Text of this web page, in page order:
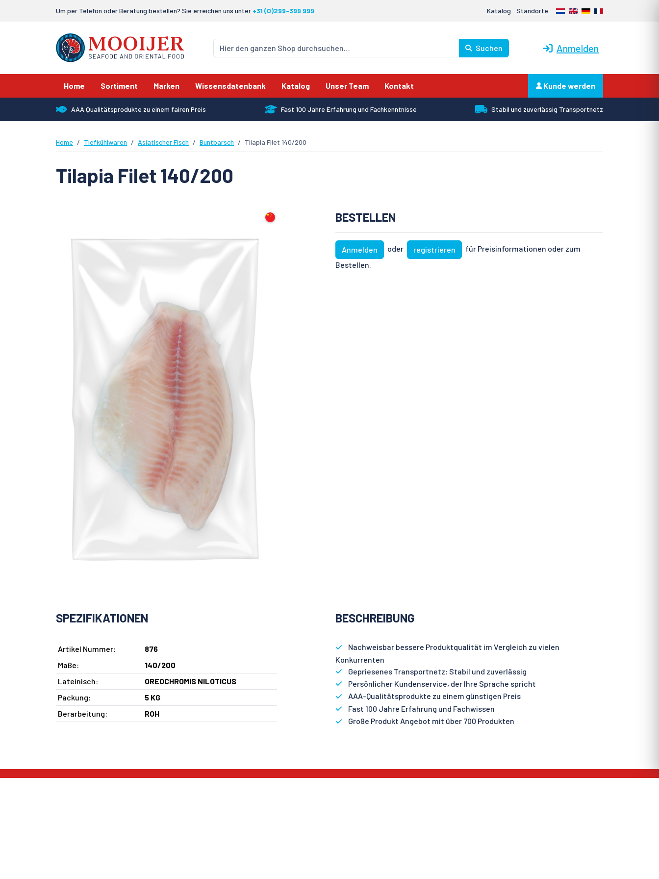
Um per Telefon oder Beratung bestellen? Sie erreichen uns unter +31 (0)299-399 999 Katalog Standorte Nederlands
EnglishDeutschFrançais
Suchen Anmelden
Home Sortiment Marken Wissensdatenbank Katalog Unser Team Kontakt Kunde werden
AAA Qualitätsprodukte zu einem fairen Preis Fast 100 Jahre Erfahrung und Fachkenntnisse Stabil und zuverlässig Transportnetz
Home Tiefkühlwaren Asiatischer Fisch Buntbarsch Tilapia Filet 140/200
Tilapia Filet 140/200
BESTELLEN
Anmelden oder registrieren
für Preisinformationen oder zum
Bestellen.
SPEZIFIKATIONEN
Artikel Nummer:
876
Maße:
140/200
Lateinisch:
OREOCHROMIS NILOTICUS
Packung:
5 KG
Berarbeitung:
ROH
BESCHREIBUNG
Nachweisbar bessere Produktqualität im Vergleich zu vielen
Konkurrenten
Gepriesenes Transportnetz: Stabil und zuverlässig
Persönlicher Kundenservice, der Ihre Sprache spricht
AAA-Qualitätsprodukte zu einem günstigen Preis
Fast 100 Jahre Erfahrung und Fachwissen
Große Produkt Angebot mit über 700 Produkten